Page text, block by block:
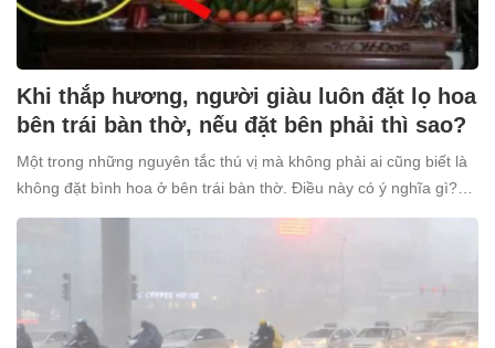
Khi thắp hương, người giàu luôn đặt lọ hoa
bên trái bàn thờ, nếu đặt bên phải thì sao?
Một trong những nguyên tắc thú vị mà không phải ai cũng biết là
không đặt bình hoa ở bên trái bàn thờ. Điều này có ý nghĩa gì?
Tại sao nhiều người giàu lại kiêng kỵ điều này?